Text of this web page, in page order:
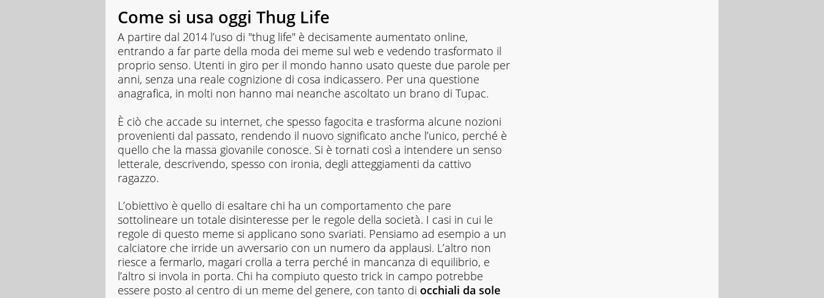
Come si usa oggi Thug Life
A partire dal 2014 l’uso di "thug life" è decisamente aumentato online,
entrando a far parte della moda dei meme sul web e vedendo trasformato il
proprio senso. Utenti in giro per il mondo hanno usato queste due parole per
anni, senza una reale cognizione di cosa indicassero. Per una questione
anagrafica, in molti non hanno mai neanche ascoltato un brano di Tupac.
È ciò che accade su internet, che spesso fagocita e trasforma alcune nozioni
provenienti dal passato, rendendo il nuovo significato anche l’unico, perché è
quello che la massa giovanile conosce. Si è tornati così a intendere un senso
letterale, descrivendo, spesso con ironia, degli atteggiamenti da cattivo
ragazzo.
L’obiettivo è quello di esaltare chi ha un comportamento che pare
sottolineare un totale disinteresse per le regole della società. I casi in cui le
regole di questo meme si applicano sono svariati. Pensiamo ad esempio a un
calciatore che irride un avversario con un numero da applausi. L’altro non
riesce a fermarlo, magari crolla a terra perché in mancanza di equilibrio, e
l’altro si invola in porta. Chi ha compiuto questo trick in campo potrebbe
essere posto al centro di un meme del genere, con tanto di occhiali da sole